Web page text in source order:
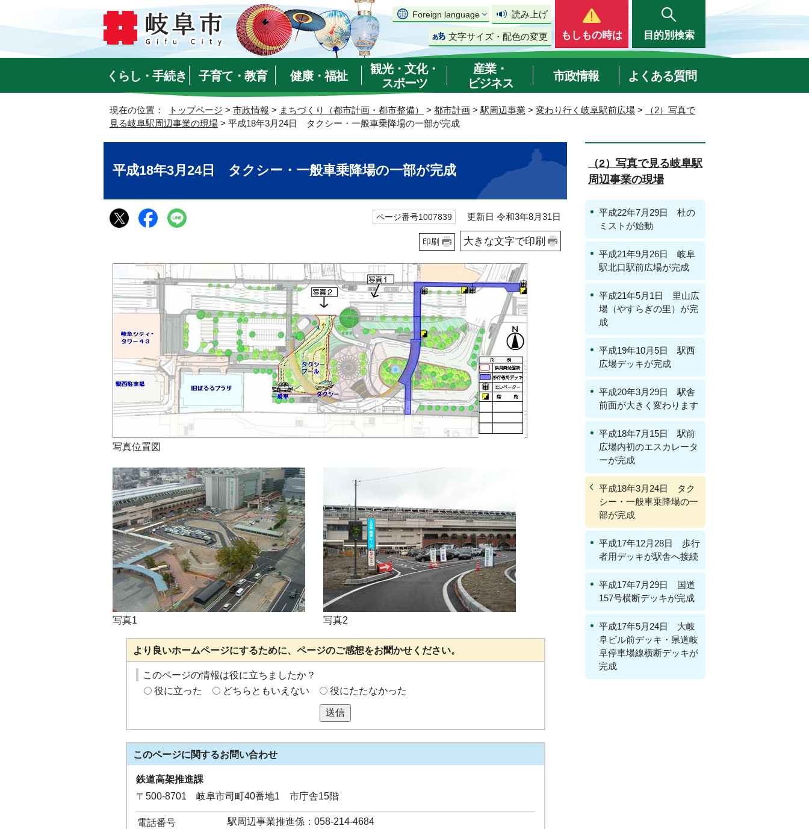
Foreign language 読み上げ
文字サイズ・配色の変更 もしもの時は 目的別検索
くらし・手続き 子育て・教育 健康・福祉
観光・文化・
スポーツ
産業・
ビジネス
市政情報 よくある質問
現在の位置： トップページ > 市政情報 > まちづくり（都市計画・都市整備） > 都市計画 > 駅周辺事業 > 変わり行く岐阜駅前広場 >
（2）写真で
見る岐阜駅周辺事業の現場 > 平成18年3月24日 タクシー・一般車乗降場の一部が完成
平成18年3月24日 タクシー・一般車乗降場の一部が完成
ページ番号1007839 更新日 令和3年8月31日
印刷 大きな文字で印刷
写真位置図
写真1 写真2
より良いホームページにするために、ページのご感想をお聞かせください。
このページの情報は役に立ちましたか？
役に立った
どちらともいえない 役にたたなかった
送信
このページに関するお問い合わせ
鉄道高架推進課
〒500-8701 岐阜市司町40番地1 市庁舎15階
電話番号
駅周辺事業推進係：058-214-4684
（2）写真で見る岐阜駅
周辺事業の現場
平成22年7月29日 杜の
ミストが始動
平成21年9月26日 岐阜
駅北口駅前広場が完成
平成21年5月1日 里山広
場（やすらぎの里）が完
成
平成19年10月5日 駅西
広場デッキが完成
平成20年3月29日 駅舎
前面が大きく変わります
平成18年7月15日 駅前
広場内初のエスカレータ
ーが完成
平成18年3月24日 タク
シー・一般車乗降場の一
部が完成
平成17年12月28日 歩行
者用デッキが駅舎へ接続
平成17年7月29日 国道
157号横断デッキが完成
平成17年5月24日 大岐
阜ビル前デッキ・県道岐
阜停車場線横断デッキが
完成